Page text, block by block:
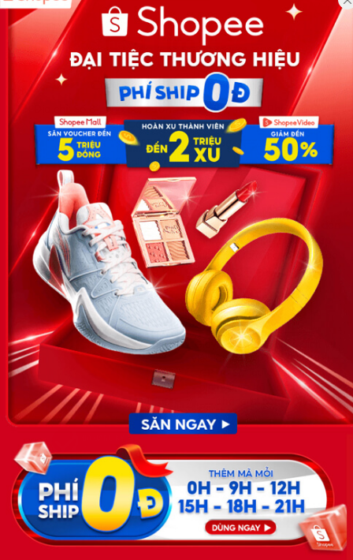
Công ty TNHH Eyeplus Online
Địa chỉ: Số 81, ngõ 68, đường Cầu Giấy, Tổ 05, Phường Quan
Hoa, Quận Cầu Giấy, TP Hà Nội, Việt Nam
SĐT: 0981 448 766
Email:
hotro@timviec.com.vn
VỀ CHÚNG TÔI
News.timviec.com.vn là website cung cấp thông tin liên quan đến
nhân sự, nghề nghiệp do Timviec.com.vn vận hành nhằm giúp
doanh nghiệp, nhân sự tuyển dụng, người đi làm, người tìm việc
cập nhật thông tin và đáp ứng được mong muốn của mình.
KẾT NỐI
Giấy phép hoạt động dịch vụ
việc làm số 54/2019/SLĐTBXH-
GP do Sở lao động thương
binh và xã hội cấp ngày 30
tháng 12 năm 2019.